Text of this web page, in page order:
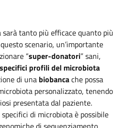
tanto più efficace quanto più
scenario, un’importante
“super-donatori” sani,
specifici profili del microbiota
di una biobancache possa
personalizzato, tenendo
presentata dal paziente.
di microbiota è possibile